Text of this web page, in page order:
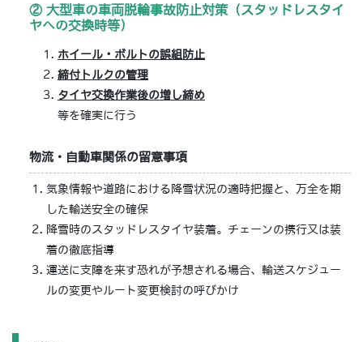
② 大型車の車両脱輪事故防止対策（スタッドレスタイ
ヤへの交換時等）
ホイール・ボルトの誤組防止
締付トルクの管理
タイヤ交換作業後の増し締め
等を確実に行う
物流・自動車関係の留意事項
気象情報や道路における降雪状況の適時把握と、万全を期
した輸送安全の確保
降雪時のスタッドレスタイヤ装着。チェーンの携行又は装
着の徹底指導
運送に支障を来す恐れが予想される場合、輸送スケジュー
ルの変更やルート変更検討の呼びかけ